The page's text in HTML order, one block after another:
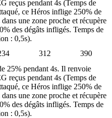
reçus pendant 4s (Temps de
ce Héros inflige 250% de
une zone proche et récupère
des dégâts infligés. Temps de
: 0,5s).
312
390
25% pendant 4s. Il renvoie
reçus pendant 4s (Temps de
ce Héros inflige 250% de
une zone proche et récupère
des dégâts infligés. Temps de
: 0,5s).